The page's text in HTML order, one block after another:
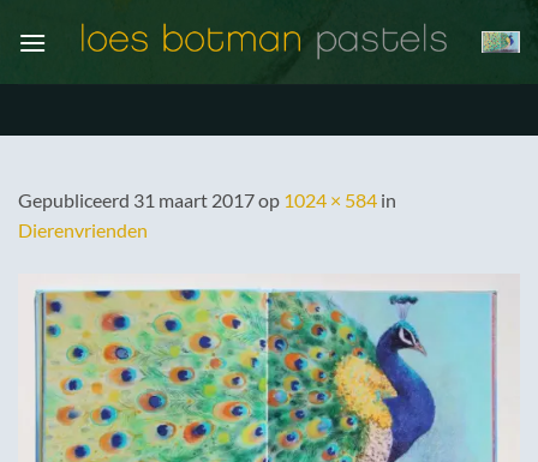
naar
Gepubliceerd 31 maart 2017op 1024 × 584 in
Dierenvrienden